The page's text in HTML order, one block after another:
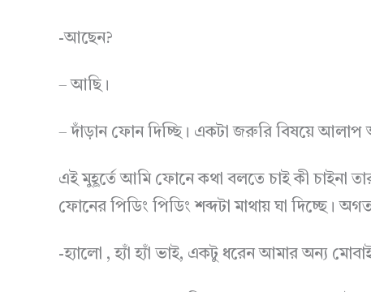
-আছেন?
– আছি।
– দাঁড়ান ফোন দিচ্ছি। একটা জরুরি বিষয়ে আলাপ
এই মুহূর্তে আমি ফোনে কথা বলতে চাই কী চাইনা
ফোনের পিডিং পিডিং শব্দটা মাথায় ঘা দিচ্ছে।
-হ্যালো , হ্যাঁ হ্যাঁ ভাই, একটু ধরেন আমার অন্য